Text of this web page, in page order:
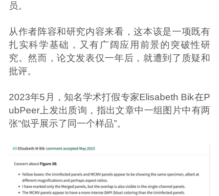
员。
从作者阵容和研究内容来看，这本该是一项既有
扎实科学基础，又有广阔应用前景的突破性研
究。然而，论文发表仅一年后，就遭到了质疑和
批评。
2023年5月，知名学术打假专家Elisabeth Bik在P
ubPeer上发出质询，指出文章中一组图片中有两
张“似乎展示了同一个样品”。